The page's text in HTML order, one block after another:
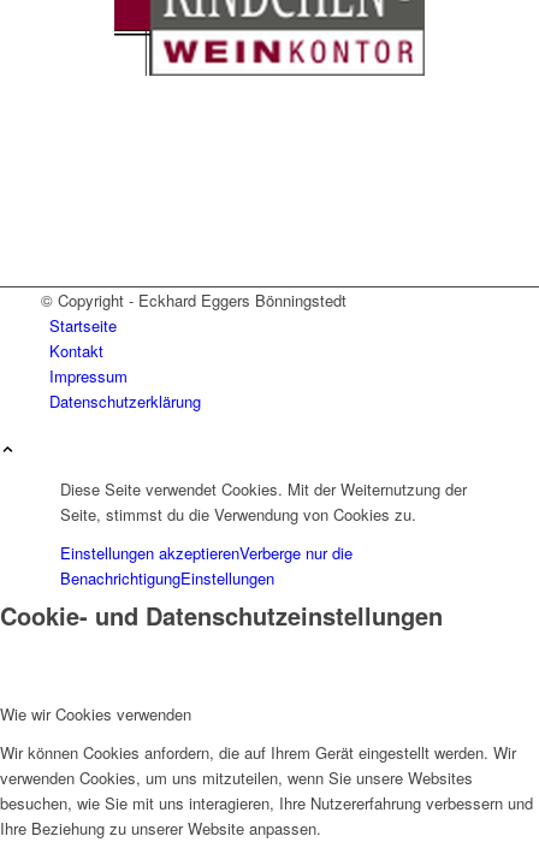
© Copyright - Eckhard Eggers Bönningstedt
Startseite
Kontakt
Impressum
Datenschutzerklärung
Diese Seite verwendet Cookies. Mit der Weiternutzung der
Seite, stimmst du die Verwendung von Cookies zu.
Einstellungen akzeptierenVerberge nur die
BenachrichtigungEinstellungen
Cookie- und Datenschutzeinstellungen
Wie wir Cookies verwenden
Wir können Cookies anfordern, die auf Ihrem Gerät eingestellt werden. Wir
verwenden Cookies, um uns mitzuteilen, wenn Sie unsere Websites
besuchen, wie Sie mit uns interagieren, Ihre Nutzererfahrung verbessern und
Ihre Beziehung zu unserer Website anpassen.